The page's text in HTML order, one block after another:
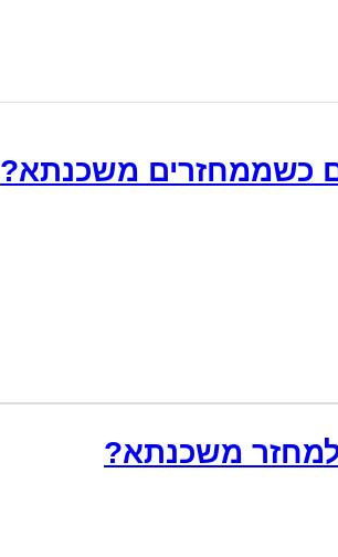
כשממחזרים משכנתא?
משכנתא?